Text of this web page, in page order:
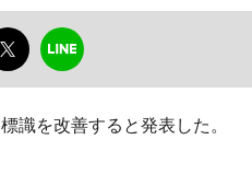
識を改善すると発表した。